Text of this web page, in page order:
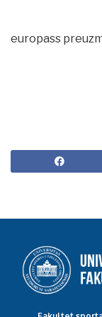
europass